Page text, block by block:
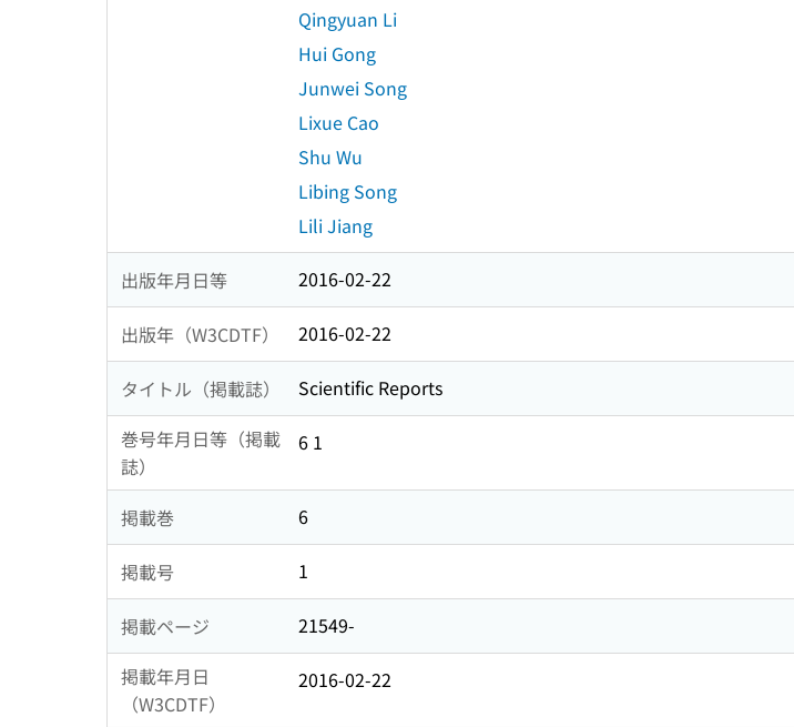
Qingyuan Li
Hui Gong
Junwei Song
Lixue Cao
Shu Wu
Libing Song
Lili Jiang
出版年月日等 2016-02-22
出版年（W3CDTF） 2016-02-22
タイトル（掲載誌）
Scientific Reports
巻号年月日等（掲載
誌）
6 1
掲載巻 6
掲載号 1
掲載ページ
21549-
掲載年月日
（W3CDTF）
2016-02-22